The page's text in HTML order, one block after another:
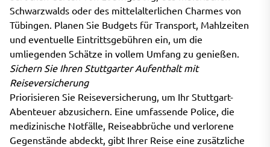
Schwarzwalds oder des mittelalterlichen Charmes von
Tübingen. Planen Sie Budgets für Transport, Mahlzeiten
und eventuelle Eintrittsgebühren ein, um die
umliegenden Schätze in vollem Umfang zu genießen.
Sichern Sie Ihren Stuttgarter Aufenthalt mit
Reiseversicherung
Priorisieren Sie Reiseversicherung, um Ihr Stuttgart-
Abenteuer abzusichern. Eine umfassende Police, die
medizinische Notfälle, Reiseabbrüche und verlorene
Gegenstände abdeckt, gibt Ihrer Reise eine zusätzliche